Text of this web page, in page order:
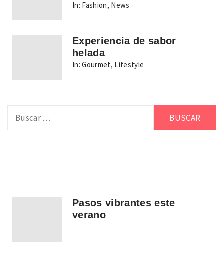
In: Fashion, News
Experiencia de sabor
helada
In: Gourmet, Lifestyle
Pasos vibrantes este
verano